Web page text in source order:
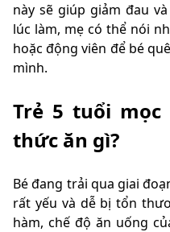
này sẽ giúp giảm đau
lúc làm, mẹ có thể nói
hoặc động viên để bé
mình.
Trẻ 5 tuổi
thức ăn gì?
Bé đang trải qua giai
rất yếu và dễ bị tổn
hàm, chế độ ăn uống